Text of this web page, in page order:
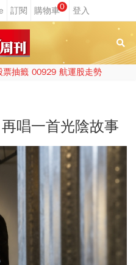
0
票抽籤 00929 航運股走勢
唱一首光陰故事